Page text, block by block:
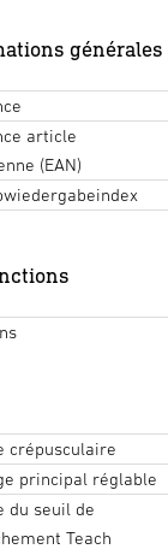
générales
article
(EAN)
crépusculaire
principal réglable
du seuil de
Teach